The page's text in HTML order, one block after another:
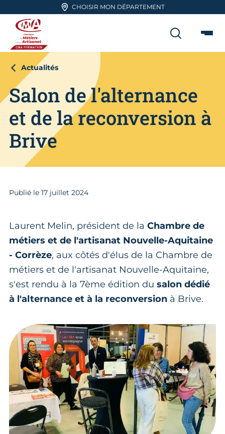
Aller en haut de pageCHOISIR MON DÉPARTEMENT
CMA FORMATION
Actualités
Salon de l'alternance
et de la reconversion à
Brive
Publié le 17 juillet 2024
Laurent Melin, président de la Chambre de
métiers et de l'artisanat Nouvelle-Aquitaine
- Corrèze, aux côtés d'élus de la Chambre de
métiers et de l'artisanat Nouvelle-Aquitaine,
s'est rendu à la 7ème édition du salon dédié
à l'alternance et à la reconversion à Brive.